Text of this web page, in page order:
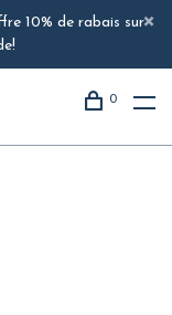
10% de rabais sur
0